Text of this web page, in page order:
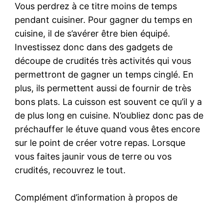
Vous perdrez à ce titre moins de temps
pendant cuisiner. Pour gagner du temps en
cuisine, il de s’avérer être bien équipé.
Investissez donc dans des gadgets de
découpe de crudités très activités qui vous
permettront de gagner un temps cinglé. En
plus, ils permettent aussi de fournir de très
bons plats. La cuisson est souvent ce qu’il y a
de plus long en cuisine. N’oubliez donc pas de
préchauffer le étuve quand vous êtes encore
sur le point de créer votre repas. Lorsque
vous faites jaunir vous de terre ou vos
crudités, recouvrez le tout.
Complément d’information à propos de